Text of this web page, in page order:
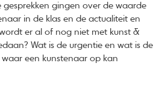
gingen over de waarde
in de klas en de actualiteit en
er al of nog niet met kunst &
Wat is de urgentie en wat is de
een kunstenaar op kan